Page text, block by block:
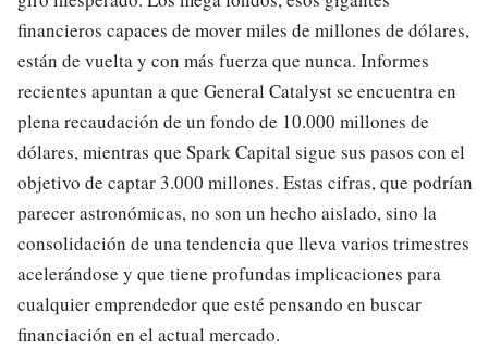
financieros capaces de mover miles de millones de dólares,
están de vuelta y con más fuerza que nunca. Informes
recientes apuntan a que General Catalyst se encuentra en
plena recaudación de un fondo de 10.000 millones de
dólares, mientras que Spark Capital sigue sus pasos con el
objetivo de captar 3.000 millones. Estas cifras, que podrían
parecer astronómicas, no son un hecho aislado, sino la
consolidación de una tendencia que lleva varios trimestres
acelerándose y que tiene profundas implicaciones para
cualquier emprendedor que esté pensando en buscar
financiación en el actual mercado.